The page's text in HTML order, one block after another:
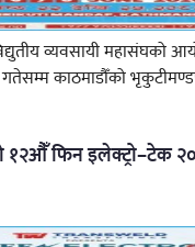
व्यवसायी महासंघको
काठमाडौँको
१२औँ फिन इलेक्ट्रो–टेक